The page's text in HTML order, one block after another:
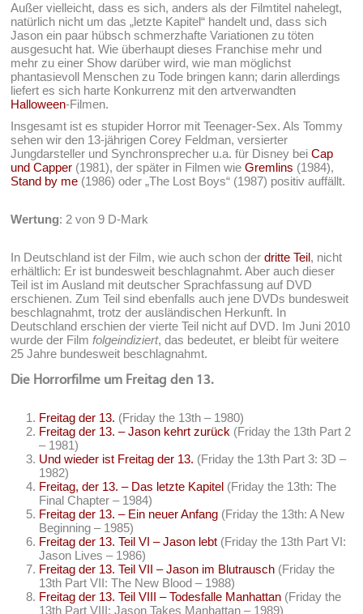
Außer vielleicht, dass es sich, anders als der Filmtitel nahelegt,
natürlich nicht um das „letzte Kapitel“ handelt und, dass sich
Jason ein paar hübsch schmerzhafte Variationen zu töten
ausgesucht hat. Wie überhaupt dieses Franchise mehr und
mehr zu einer Show darüber wird, wie man möglichst
phantasievoll Menschen zu Tode bringen kann; darin allerdings
liefert es sich harte Konkurrenz mit den artverwandten
Halloween-Filmen.
Insgesamt ist es stupider Horror mit Teenager-Sex. Als Tommy
sehen wir den 13-jährigen Corey Feldman, versierter
Jungdarsteller und Synchronsprecher u.a. für Disney beiCap
und Capper (1981), der später in Filmen wieGremlins (1984),
Stand by me (1986) oder „The Lost Boys“ (1987) positiv auffällt.
Wertung: 2 von 9 D-Mark
In Deutschland ist der Film, wie auch schon derdritte Teil, nicht
erhältlich: Er ist bundesweit beschlagnahmt. Aber auch dieser
Teil ist im Ausland mit deutscher Sprachfassung auf DVD
erschienen. Zum Teil sind ebenfalls auch jene DVDs bundesweit
beschlagnahmt, trotz der ausländischen Herkunft. In
Deutschland erschien der vierte Teil nicht auf DVD. Im Juni 2010
wurde der Filmfolgeindiziert, das bedeutet, er bleibt für weitere
25 Jahre bundesweit beschlagnahmt.
Die Horrorfilme um Freitag den 13.
Freitag der 13. (Friday the 13th – 1980)
Freitag der 13. – Jason kehrt zurück (Friday the 13th Part 2
– 1981)
Und wieder ist Freitag der 13. (Friday the 13th Part 3: 3D –
1982)
Freitag, der 13. – Das letzte Kapitel (Friday the 13th: The
Final Chapter – 1984)
Freitag der 13. – Ein neuer Anfang (Friday the 13th: A New
Beginning – 1985)
Freitag der 13. Teil VI – Jason lebt (Friday the 13th Part VI:
Jason Lives – 1986)
Freitag der 13. Teil VII – Jason im Blutrausch (Friday the
13th Part VII: The New Blood – 1988)
Freitag der 13. Teil VIII – Todesfalle Manhattan (Friday the
13th Part VIII: Jason Takes Manhattan – 1989)